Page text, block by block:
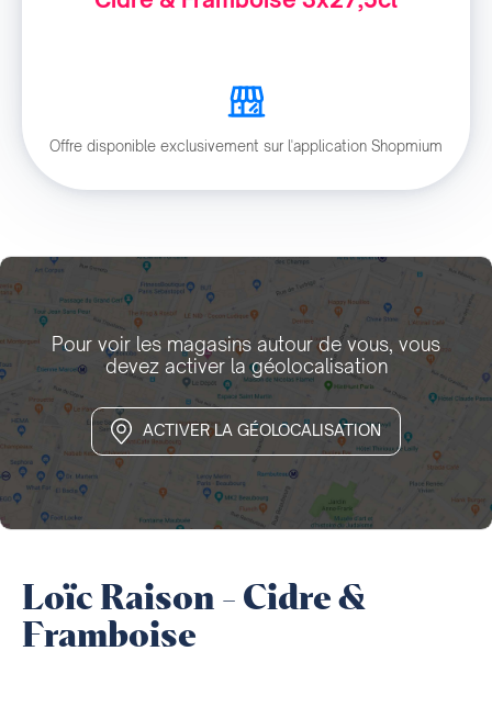
Offre disponible exclusivement sur l'application Shopmium
Pour voir les magasins autour de vous, vous
devez activer la géolocalisation
ACTIVER LA GÉOLOCALISATION
Loïc Raison - Cidre &
Framboise